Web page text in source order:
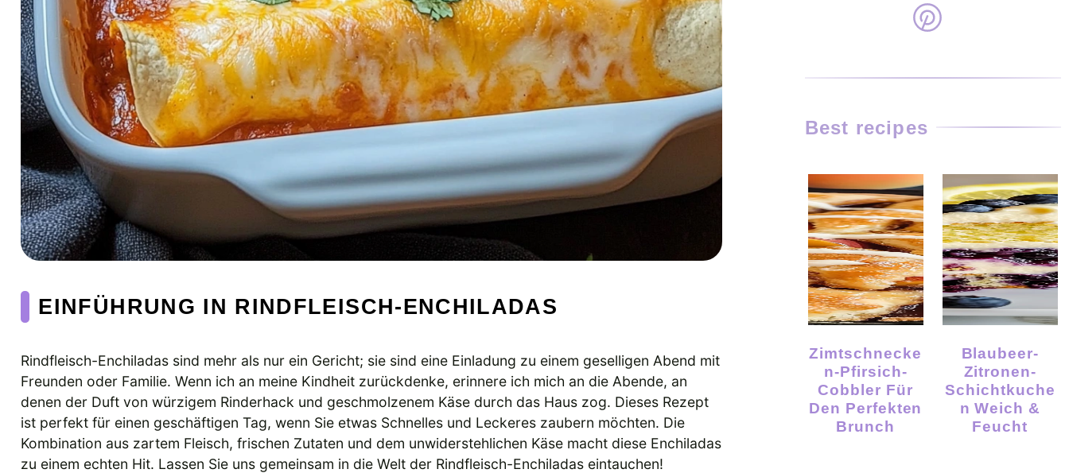
EINFÜHRUNG IN RINDFLEISCH-ENCHILADAS
Rindfleisch-Enchiladas sind mehr als nur ein Gericht; sie sind eine Einladung zu einem geselligen Abend mit
Freunden oder Familie. Wenn ich an meine Kindheit zurückdenke, erinnere ich mich an die Abende, an
denen der Duft von würzigem Rinderhack und geschmolzenem Käse durch das Haus zog. Dieses Rezept
ist perfekt für einen geschäftigen Tag, wenn Sie etwas Schnelles und Leckeres zaubern möchten. Die
Kombination aus zartem Fleisch, frischen Zutaten und dem unwiderstehlichen Käse macht diese Enchiladas
zu einem echten Hit. Lassen Sie uns gemeinsam in die Welt der Rindfleisch-Enchiladas eintauchen!
Best recipes
Zimtschnecke
N-Pfirsich-
Cobbler Für
Den Perfekten
Brunch
Blaubeer-
Zitronen-
Schichtkuche
N Weich &
Feucht